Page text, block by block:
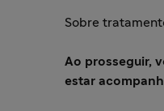
Sobre
Ao prosseguir,
estar